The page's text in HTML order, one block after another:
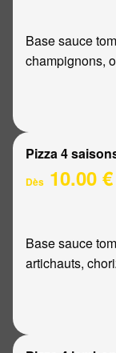
Base sauce
champignons,
Pizza 4
Dès 10.00 €
Base sauce
artichauts,